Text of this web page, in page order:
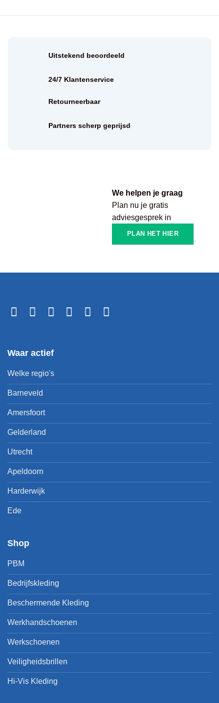
We helpen je graag
Plan nu je gratis
adviesgesprek in
PLAN HET HIER
Uitstekend beoordeeld
24/7 Klantenservice
Retourneerbaar
Partners scherp geprijsd
Waar actief
Welke regio's
Barneveld
Amersfoort
Gelderland
Utrecht
Apeldoorn
Harderwijk
Ede
Shop
PBM
Bedrijfskleding
Beschermende Kleding
Werkhandschoenen
Werkschoenen
Veiligheidsbrillen
Hi-Vis Kleding